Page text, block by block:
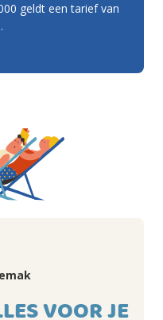
geldt een tarief van
VOOR JE